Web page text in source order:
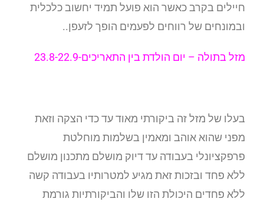
חיילים בקרב כאשר הוא פועל תמיד יחשוב כלכלית
ובמונחים של רווחים לפעמים הופך לזעפן..
מזל בתולה – יום הולדת בין התאריכים-23.8-22.9
בעלו של מזל זה ביקורתי מאוד עד כדי הצקה וזאת
מפני שהוא אוהב ומאמין בשלמות מוחלטת
פרפקציונלי בעבודה עד דיוק מושלם מתכנון מושלם
ללא פחד ובזכות זאת מגיע למטרותיו בעבודה קשה
ללא פחדים היכולת הזו שלו והביקורתיות גורמת